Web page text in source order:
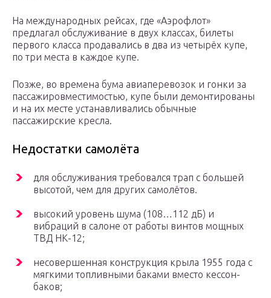
На международных рейсах, где «Аэрофлот»
предлагал обслуживание в двух классах, билеты
первого класса продавались в два из четырёх купе,
по три места в каждое купе.
Позже, во времена бума авиаперевозок и гонки за
пассажировместимостью, купе были демонтированы
и на их месте устанавливались обычные
пассажирские кресла.
Недостатки самолёта
для обслуживания требовался трап с большей
высотой, чем для других самолётов.
высокий уровень шума (108…112 дБ) и
вибраций в салоне от работы винтов мощных
ТВД НК-12;
несовершенная конструкция крыла 1955 года с
мягкими топливными баками вместо кессон-
баков;